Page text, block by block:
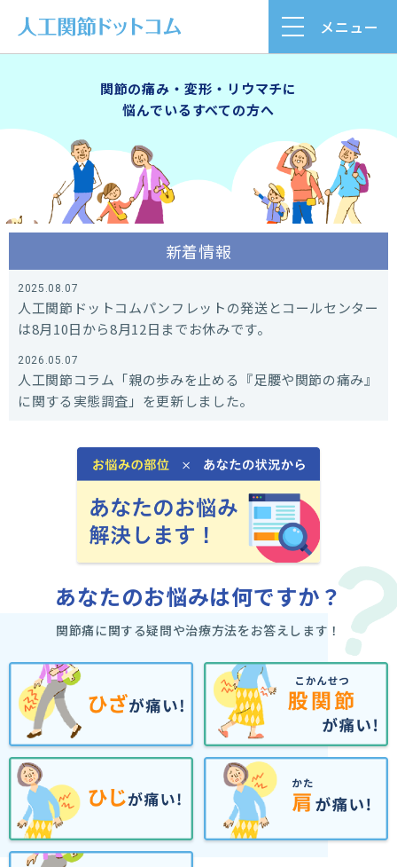
メニュー
関節の痛み・変形・リウマチに
悩んでいるすべての方へ
新着情報
2025.08.07
人工関節ドットコムパンフレットの発送とコールセンター
は8月10日から8月12日までお休みです。
2026.05.07
人工関節コラム「親の歩みを止める『足腰や関節の痛み』
に関する実態調査」を更新しました。
あなたのお悩みは何ですか？
関節痛に関する疑問や治療方法をお答えします！